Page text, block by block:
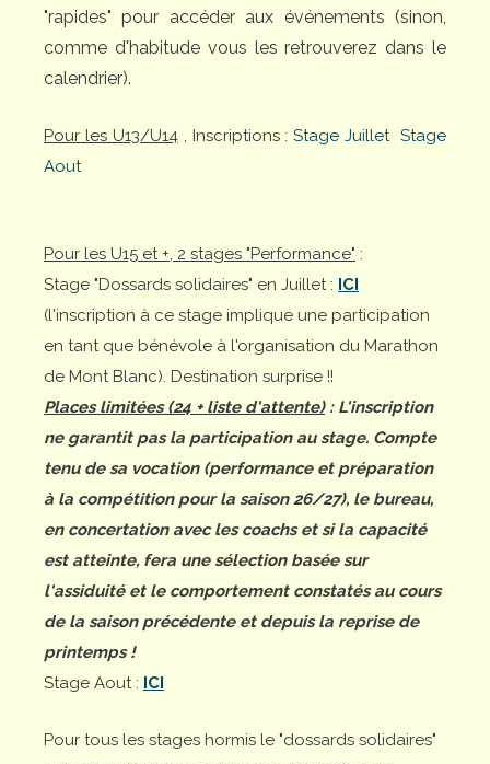
"rapides" pour accéder aux événements (sinon,
comme d'habitude vous les retrouverez dans le
calendrier).
Pour les U13/U14, Inscriptions :Stage Juillet Stage
Aout
Pour les U15 et +, 2 stages "Performance" :
Stage "Dossards solidaires" en Juillet : ICI
(l'inscription à ce stage implique une participation
en tant que bénévole à l'organisation du Marathon
de Mont Blanc). Destination surprise !!
Places limitées (24 + liste d'attente): L'inscription
ne garantit pas la participation au stage. Compte
tenu de sa vocation (performance et préparation
à la compétition pour la saison 26/27), le bureau,
en concertation avec les coachs et si la capacité
est atteinte, fera une sélection basée sur
l'assiduité et le comportement constatés au cours
de la saison précédente et depuis la reprise de
printemps !
Stage Aout : ICI
Pour tous les stages hormis le "dossards solidaires"